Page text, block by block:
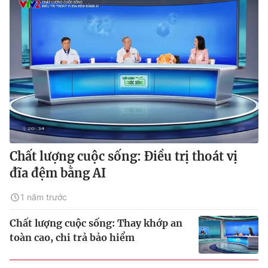
Chất lượng cuộc sống: Điều trị thoát vị
đĩa đệm bằng AI
1 năm trước
Chất lượng cuộc sống: Thay khớp an
toàn cao, chi trả bảo hiểm